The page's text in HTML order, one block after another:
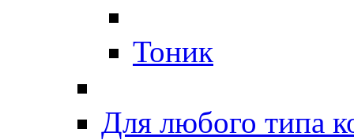
Тоник
Для любого типа